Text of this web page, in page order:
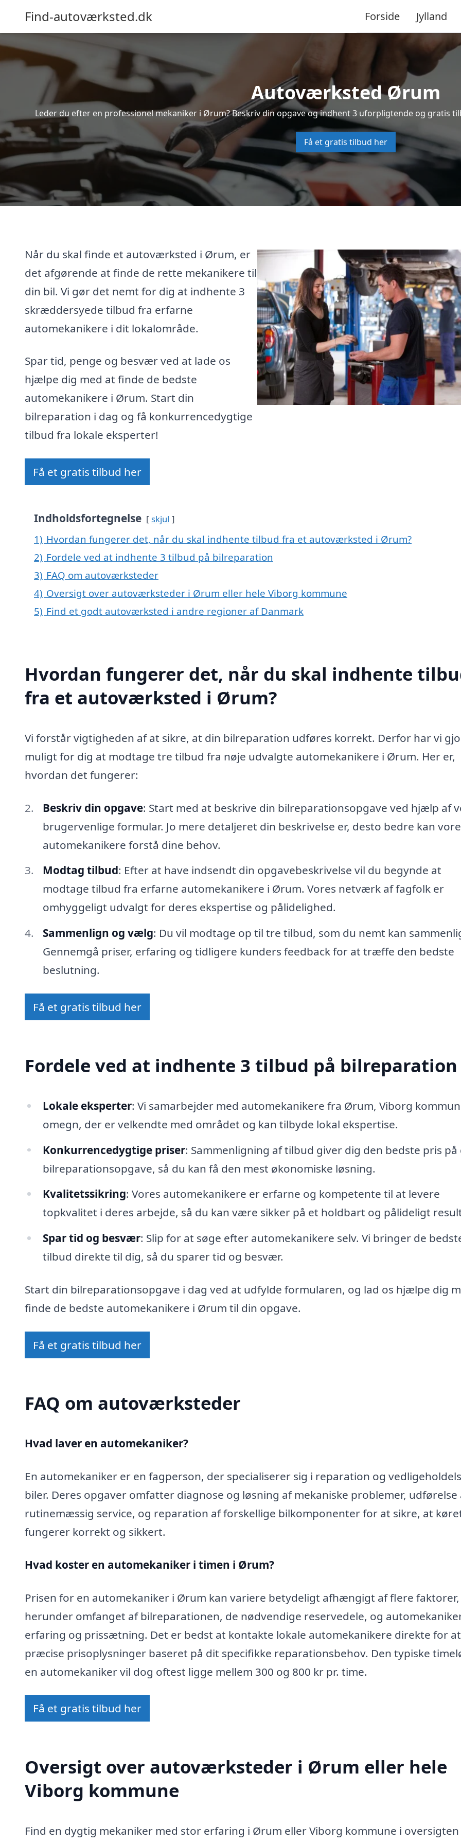
Find-autoværksted.dk Forside Jylland
Autoværksted Ørum
Leder du efter en professionel mekaniker i Ørum? Beskriv din opgave og indhent 3 uforpligtende og gratis
Få et gratis tilbud her
Når du skal finde et autoværksted i Ørum, er
det afgørende at finde de rette mekanikere til
din bil. Vi gør det nemt for dig at indhente 3
skræddersyede tilbud fra erfarne
automekanikere i dit lokalområde.
Spar tid, penge og besvær ved at lade os
hjælpe dig med at finde de bedste
automekanikere i Ørum. Start din
bilreparation i dag og få konkurrencedygtige
tilbud fra lokale eksperter!
Få et gratis tilbud her
Indholdsfortegnelse skjul
1) Hvordan fungerer det, når du skal indhente tilbud fra et autoværksted i Ørum?
2) Fordele ved at indhente 3 tilbud på bilreparation
3) FAQ om autoværksteder
4) Oversigt over autoværksteder i Ørum eller hele Viborg kommune
5) Find et godt autoværksted i andre regioner af Danmark
Hvordan fungerer det, når du skal indhente
fra et autoværksted i Ørum?
Vi forstår vigtigheden af at sikre, at din bilreparation udføres korrekt. Derfor har vi
muligt for dig at modtage tre tilbud fra nøje udvalgte automekanikere i Ørum. Her er,
hvordan det fungerer:
Beskriv din opgave: Start med at beskrive din bilreparationsopgave ved hjælp af
brugervenlige formular. Jo mere detaljeret din beskrivelse er, desto bedre kan
automekanikere forstå dine behov.
Modtag tilbud: Efter at have indsendt din opgavebeskrivelse vil du begynde at
modtage tilbud fra erfarne automekanikere i Ørum. Vores netværk af fagfolk er
omhyggeligt udvalgt for deres ekspertise og pålidelighed.
Sammenlign og vælg: Du vil modtage op til tre tilbud, som du nemt kan
Gennemgå priser, erfaring og tidligere kunders feedback for at træffe den bedste
beslutning.
Få et gratis tilbud her
Fordele ved at indhente 3 tilbud på bilreparation
Lokale eksperter: Vi samarbejder med automekanikere fra Ørum, Viborg
omegn, der er velkendte med området og kan tilbyde lokal ekspertise.
Konkurrencedygtige priser: Sammenligning af tilbud giver dig den bedste pris på
bilreparationsopgave, så du kan få den mest økonomiske løsning.
Kvalitetssikring: Vores automekanikere er erfarne og kompetente til at levere
topkvalitet i deres arbejde, så du kan være sikker på et holdbart og pålideligt
Spar tid og besvær: Slip for at søge efter automekanikere selv. Vi bringer de
tilbud direkte til dig, så du sparer tid og besvær.
Start din bilreparationsopgave i dag ved at udfylde formularen, og lad os hjælpe dig
finde de bedste automekanikere i Ørum til din opgave.
Få et gratis tilbud her
FAQ om autoværksteder
Hvad laver en automekaniker?
En automekaniker er en fagperson, der specialiserer sig i reparation og
biler. Deres opgaver omfatter diagnose og løsning af mekaniske problemer, udførelse
rutinemæssig service, og reparation af forskellige bilkomponenter for at sikre, at
fungerer korrekt og sikkert.
Hvad koster en automekaniker i timen i Ørum?
Prisen for en automekaniker i Ørum kan variere betydeligt afhængigt af flere faktorer,
herunder omfanget af bilreparationen, de nødvendige reservedele, og
erfaring og prissætning. Det er bedst at kontakte lokale automekanikere direkte for
præcise prisoplysninger baseret på dit specifikke reparationsbehov. Den typiske
en automekaniker vil dog oftest ligge mellem 300 og 800 kr pr. time.
Få et gratis tilbud her
Oversigt over autoværksteder i Ørum eller hele
Viborg kommune
Find en dygtig mekaniker med stor erfaring i Ørum eller Viborg kommune i oversigten